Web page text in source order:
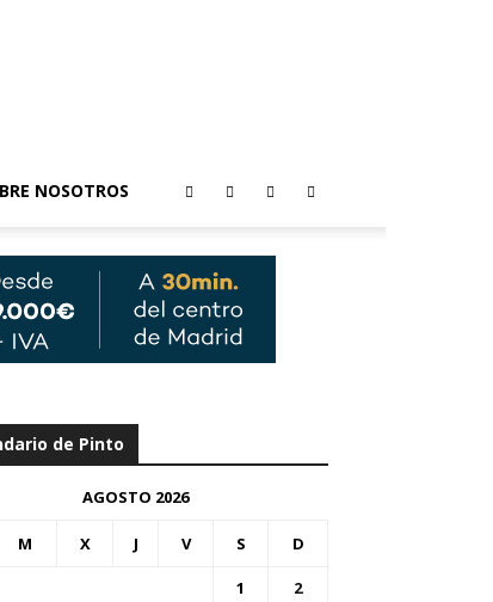
NOSOTROS
de Pinto
AGOSTO 2026
M X J V S D
1
2